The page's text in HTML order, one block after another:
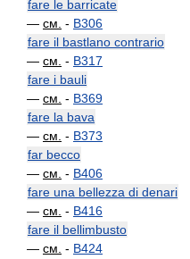
fare le barricate
— см. - B306
fare il bastlano contrario
— см. - B317
fare i bauli
— см. - B369
fare la bava
— см. - B373
far becco
— см. - B406
fare una bellezza di denari
— см. - B416
fare il bellimbusto
— см. - B424